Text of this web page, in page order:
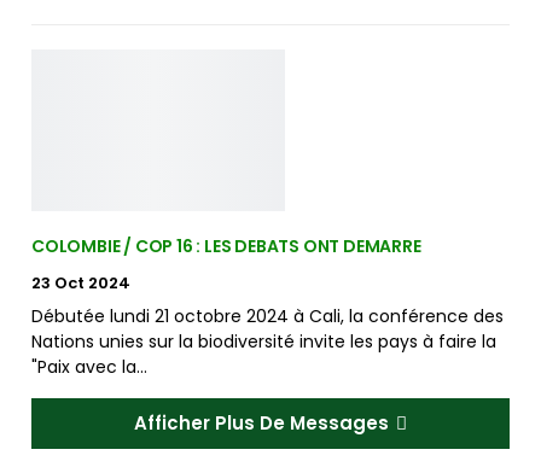
COLOMBIE / COP 16 : LES DEBATS ONT DEMARRE
23 Oct 2024
Débutée lundi 21 octobre 2024 à Cali, la conférence des
Nations unies sur la biodiversité invite les pays à faire la
"Paix avec la…
Afficher Plus De Messages